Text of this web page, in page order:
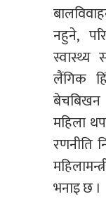
नहुने,
स्वास्थ्य
लैंगिक
बेचबिखन
महिला
रणनीति
भनाइ छ ।